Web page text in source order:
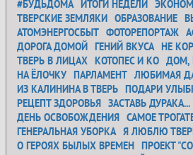
#БУДЬДОМА ИТОГИ НЕДЕЛИ
ТВЕРСКИЕ ЗЕМЛЯКИ ОБРАЗОВАНИЕ
АТОМЭНЕРГОСБЫТ ФОТОРЕПОРТАЖ
ДОРОГА ДОМОЙ ГЕНИЙ ВКУСА НЕ
ТВЕРЬ В ЛИЦАХ КОТОПЕС И КО ДОМ,
НА ЁЛОЧКУ ПАРЛАМЕНТ ЛЮБИМАЯ
ИЗ КАЛИНИНА В ТВЕРЬ ПОДАРИ
РЕЦЕПТ ЗДОРОВЬЯ ЗАСТАВЬ ДУРАКА...
ДЕНЬ ОСВОБОЖДЕНИЯ САМОЕ
ГЕНЕРАЛЬНАЯ УБОРКА Я ЛЮБЛЮ
О ГЕРОЯХ БЫЛЫХ ВРЕМЕН ПРОЕКТ